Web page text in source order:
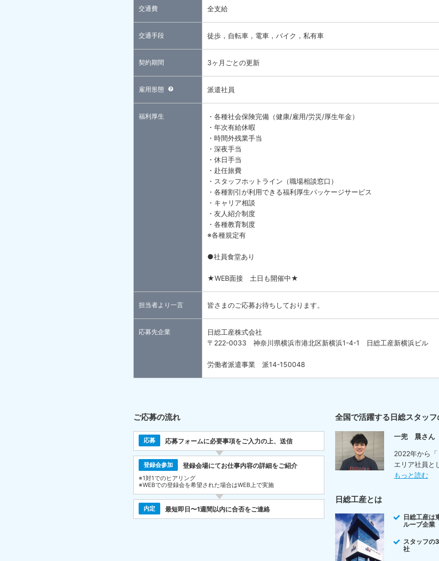
交通費 全支給
交通手段 徒歩，自転車，電車，バイク，私有車
契約期間 3ヶ月ごとの更新
雇用形態 派遣社員
福利厚生
・各種社会保険完備（健康/雇用/労災/厚生年金）
・年次有給休暇
・時間外残業手当
・深夜手当
・休日手当
・赴任旅費
・スタッフホットライン（職場相談窓口）
・各種割引が利用できる福利厚生パッケージサービス
・キャリア相談
・友人紹介制度
・各種教育制度
※各種規定有
●社員食堂あり
★WEB面接 土日も開催中★
担当者より一言 皆さまのご応募お待ちしております。
応募先企業
日総工産株式会社
〒222-0033 神奈川県横浜市港北区新横浜1-4-1 日総工産新横浜ビル
労働者派遣事業 派14-150048
ご応募の流れ
応募 応募フォームに必要事項をご入力の上、送信
登録会参加 登録会場にてお仕事内容の詳細をご紹介
※1対1でのヒアリング
※WEBでの登録会を希望された場合はWEB上で実施
内定 最短即日〜1週間以内に合否をご連絡
全国で活躍する日総スタッ
一兜 晨さん
2022年から
エリア社員と
もっと読む
日総工産とは
日総工産は
ループ企業
スタッフの
社